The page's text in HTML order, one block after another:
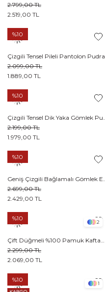
2.519,00 TL
2.799,00 TL
Çizgili Tensel Pileli Pantolon Pudra
1.889,00 TL
2.099,00 TL
%10
1.979,00 TL
2.199,00 TL
%10
2.429,00 TL
2.699,00 TL
%10
2
2.069,00 TL
2.299,00 TL
%10
1
%10